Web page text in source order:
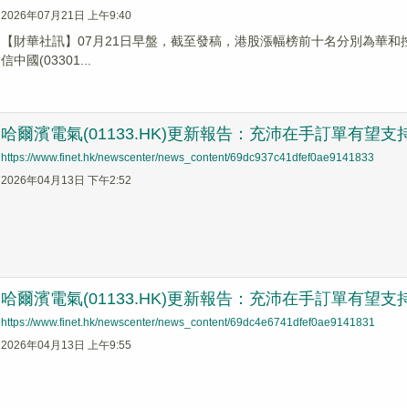
2026年07月21日 上午9:40
【財華社訊】07月21日早盤，截至發稿，港股漲幅榜前十名分別為華
信中國(03301...
哈爾濱電氣(01133.HK)更新報告：充沛在手訂單有望支
https://www.finet.hk/newscenter/news_content/69dc937c41dfef0ae9141833
2026年04月13日 下午2:52
哈爾濱電氣(01133.HK)更新報告：充沛在手訂單有望支
https://www.finet.hk/newscenter/news_content/69dc4e6741dfef0ae9141831
2026年04月13日 上午9:55